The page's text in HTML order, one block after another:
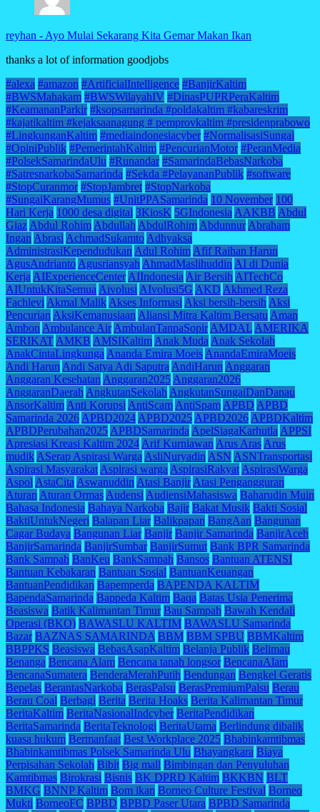
reyhan - Ayo Mulai Sekarang Kita Gemar Makan Ikan
thanks a lot of information goodjobs
#alexa #amazon #ArtificialIntelligence #BanjirKaltim
#BWSMahakam #BWSWilayahIV #DinasPUPRPeraKaltim
#KeamananParkir #ksopsamarinda #poldakaltim #kabareskrim
#kajatikaltim #kejaksaanagung # pemprovkaltim #presidenprabowo
#LingkunganKaltim #mediaindonesiacyber #NormalisasiSungai
#OpiniPublik #PemerintahKaltim #PencurianMotor #PeranMedia
#PolsekSamarindaUlu #Runandar #SamarindaBebasNarkoba
#SatresnarkobaSamarinda #Sekda #PelayananPublik #software
#StopCuranmor #StopJambret #StopNarkoba
#SungaiKarangMumus #UnitPPASamarinda 10 November 100
Hari Kerja 1000 desa digital 3KiosK 5GIndonesia AAKBB Abdul
Giaz Abdul Rohim Abdullah AbdulRohim Abdunnur Abraham
Ingan Abrasi AchmadSukamto Adhyaksa
AdministrasiKependudukan Adul Rohim Afif Raihan Harun
AgusAndrianto Agusriansyah AhmadMaslihuddin AI di Dunia
Kerja AIExperienceCenter AIIndonesia Air Bersih AITechCo
AIUntukKitaSemua Aivolusi AIvolusi5G AKD Akhmed Reza
Fachlevi Akmal Malik Akses Informasi Aksi bersih-bersih Aksi
Pencurian AksiKemanusiaan Aliansi Mitra Kaltim Bersatu Aman
Ambon Ambulance Air AmbulanTanpaSopir AMDAL AMERIKA
SERIKAT AMKB AMSIKaltim Anak Muda Anak Sekolah
AnakCintaLingkunga Ananda Emira Moeis AnandaEmiraMoeis
Andi Harun Andi Satya Adi Saputra AndiHarun Anggaran
Anggaran Kesehatan Anggaran2025 Anggaran2026
AnggaranDaerah AngkutanSekolah AngkutanSungaiDanDanau
AnsorKaltim Anti Korupsi AntiScam AntiSpam APBD APBD
Samarinda 2026 APBD2024 APBD2025 APBD2026 APBDKaltim
APBDPerubahan2025 APBDSamarinda ApelSiagaKarhutla APPSI
Apresiasi Kreasi Kaltim 2024 Arif Kurniawan Arus Aras Arus
mudik ASerap Aspirasi Warga AsliNuryadin ASN ASNTransportasi
Aspirasi Masyarakat Aspirasi warga AspirasiRakyat AspirasiWarga
Aspol AstaCita Aswanuddin Atasi Banjir Atasi Pengangguran
Aturan Aturan Ormas Audensi AudiensiMahasiswa Baharudin Muin
Bahasa Indonesia Bahaya Narkoba Bajir Bakat Musik Bakti Sosial
BaktiUntukNegeri Balapan Liar Balikpapan BangAan Bangunan
Cagar Budaya Bangunan Liar Banjir Banjir Samarinda BanjirAceh
BanjirSamarinda BanjirSumbar BanjirSumut Bank BPR Samarinda
Bank Sampah BanKeu BankSampah Bansos Bantuan ATENSI
Bantuan Kebakaran Bantuan Sosial BantuanKeuangan
BantuanPendidikan Bapemperda BAPENDA KALTIM
BapendaSamarinda Bappeda Kaltim Baqa Batas Usia Penerima
Beasiswa Batik Kalimantan Timur Bau Sampah Bawah Kendali
Operasi (BKO) BAWASLU KALTIM BAWASLU Samarinda
Bazar BAZNAS SAMARINDA BBM BBM SPBU BBMKaltim
BBPPKS Beasiswa BebasAsapKaltim Belanja Publik Belimau
Benanga Bencana Alam Bencana tanah longsor BencanaAlam
BencanaSumatera BenderaMerahPutih Bendungan Bengkel Geratis
Bepelas BerantasNarkoba BerasPalsu BerasPremiumPalsu Berau
Berau Coal Berbagi Berita Berita Hoaks Berita Kalimantan Timur
BeritaKaltim BeritaNasionalIndcyber BeritaPendidikan
BeritaSamarinda BeritaTeknologi BeritaUtama Berlindung dibalik
kuasa hukum Bermanfaat Best Workplace 2025 Bhabinkamtibmas
Bhabinkamtibmas Polsek Samarinda Ulu Bhayangkara Biaya
Perpisahan Sekolah Bibit Big mall Bimbingan dan Penyuluhan
Kamtibmas Birokrasi Bisnis BK DPRD Kaltim BKKBN BLT
BMKG BNNP Kaltim Bom ikan Borneo Culture Festival Borneo
Mukti BorneoFC BPBD BPBD Paser Utara BPBD Samarinda